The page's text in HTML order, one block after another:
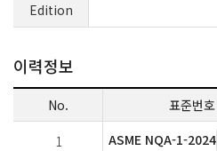
Edition
이력정보
No. 표준번호
1 ASME NQA-1-2024